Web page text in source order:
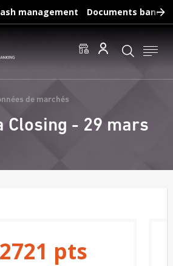
management Documents
de marchés
Closing - 29 mars
pts
:
Effectuer un virement